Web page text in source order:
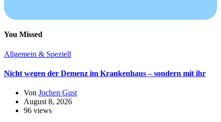
You Missed
Allgemein & Speziell
Nicht wegen der Demenz im Krankenhaus – sondern mit ihr
Von Jochen Gust
August 8, 2026
96 views